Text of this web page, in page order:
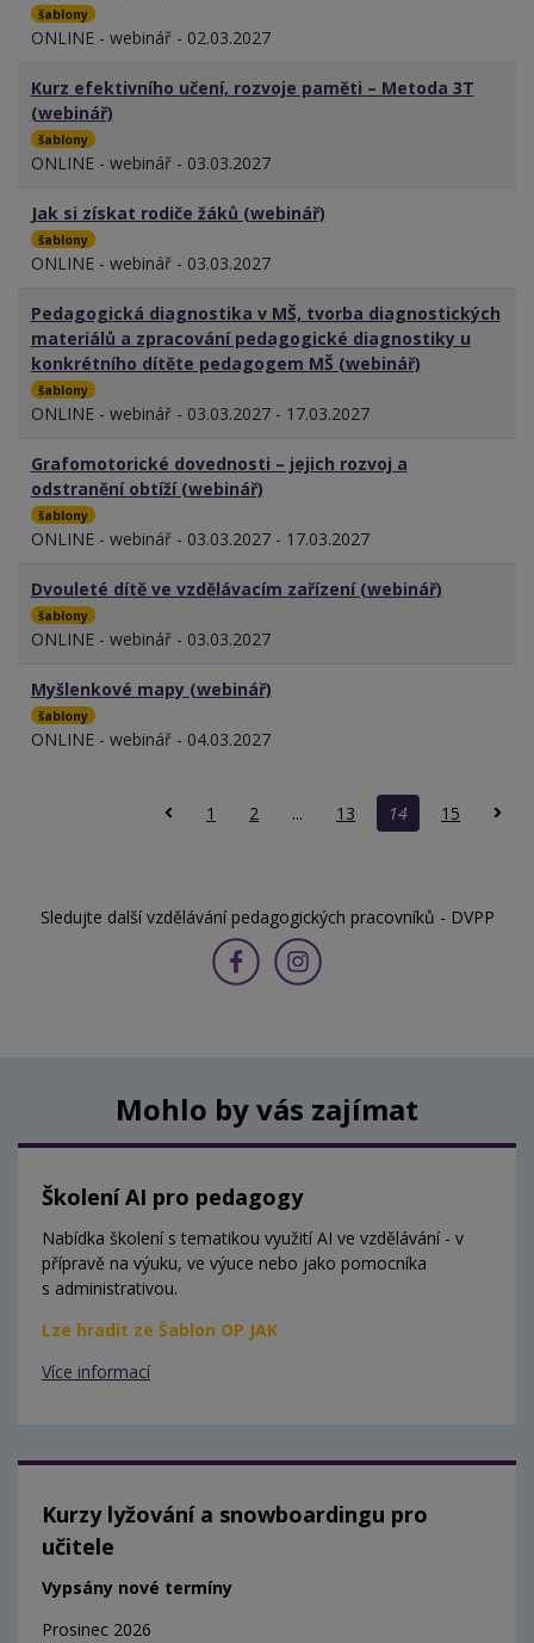
šablony
ONLINE - webinář - 02.03.2027
Kurz efektivního učení, rozvoje paměti – Metoda 3T
(webinář)
šablony
ONLINE - webinář - 03.03.2027
Jak si získat rodiče žáků (webinář)
šablony
ONLINE - webinář - 03.03.2027
Pedagogická diagnostika v MŠ, tvorba diagnostických
materiálů a zpracování pedagogické diagnostiky u
konkrétního dítěte pedagogem MŠ (webinář)
šablony
ONLINE - webinář - 03.03.2027 - 17.03.2027
Grafomotorické dovednosti – jejich rozvoj a
odstranění obtíží (webinář)
šablony
ONLINE - webinář - 03.03.2027 - 17.03.2027
Dvouleté dítě ve vzdělávacím zařízení (webinář)
šablony
ONLINE - webinář - 03.03.2027
Myšlenkové mapy (webinář)
šablony
ONLINE - webinář - 04.03.2027
1 2 ... 13 14 15
Sledujte další vzdělávání pedagogických pracovníků - DVPP
Mohlo by vás zajímat
Školení AI pro pedagogy
Nabídka školení s tematikou využití AI ve vzdělávání - v
přípravě na výuku, ve výuce nebo jako pomocníka
s administrativou.
Lze hradit ze Šablon OP JAK
Více informací
Kurzy lyžování a snowboardingu pro
učitele
Vypsány nové termíny
Prosinec 2026